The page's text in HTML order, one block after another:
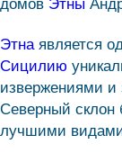
домов Этны
Этна является
Сицилию
извержениями
Северный склон
лучшими